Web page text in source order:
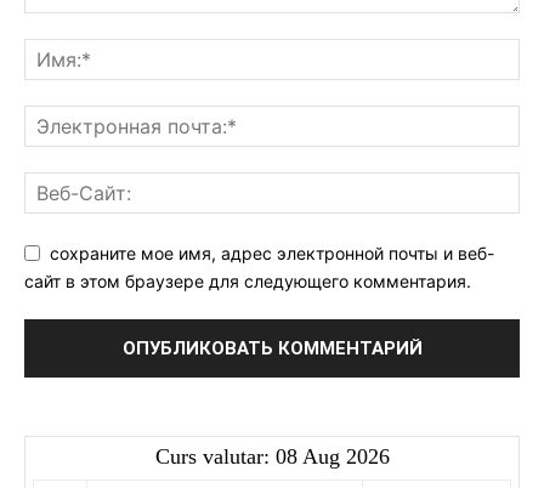
сохраните мое имя, адрес электронной почты и веб-
сайт в этом браузере для следующего комментария.
Curs valutar: 08 Aug 2026